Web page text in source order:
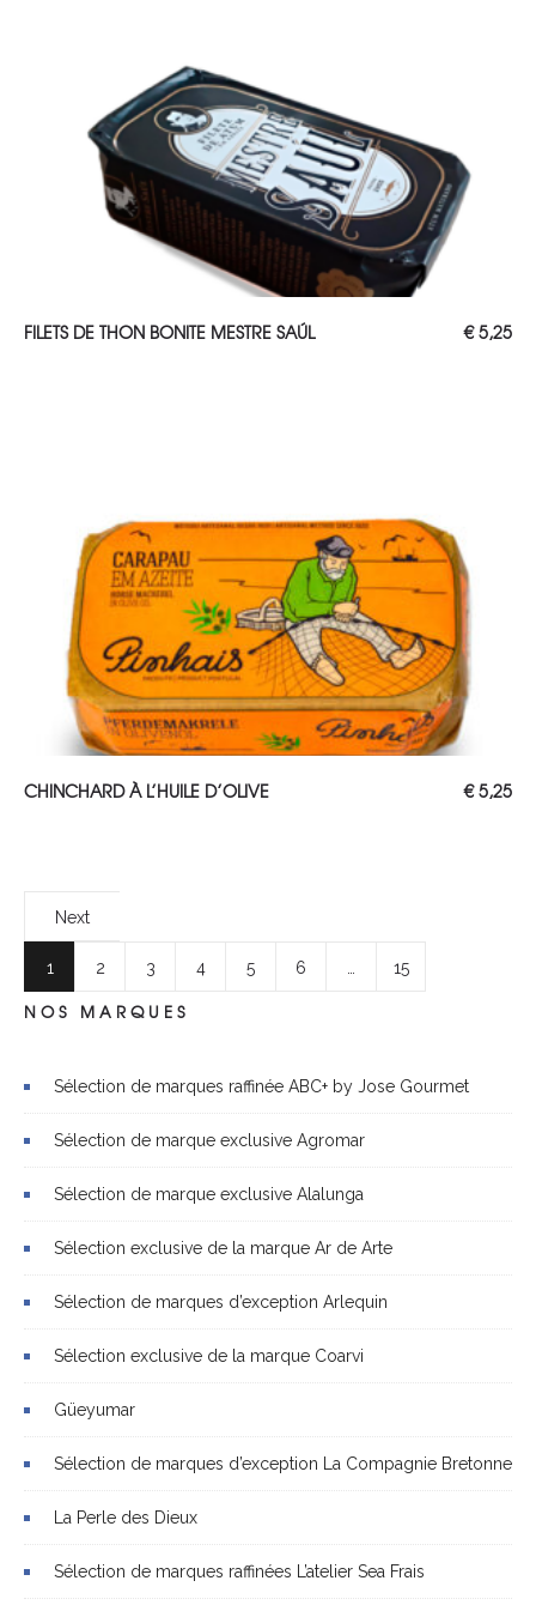
AJOUTER AU PANIER
FILETS DE THON BONITE MESTRE SAÚL €5,25
AJOUTER AU PANIER
CHINCHARD À L’HUILE D’OLIVE €5,25
Next
1 2 3 4 5 6 15
NOS MARQUES
Sélection de marques raffinée ABC+ by Jose Gourmet
Sélection de marque exclusive Agromar
Sélection de marque exclusive Alalunga
Sélection exclusive de la marque Ar de Arte
Sélection de marques d’exception Arlequin
Sélection exclusive de la marque Coarvi
Güeyumar
Sélection de marques d’exception La Compagnie Bretonne
La Perle des Dieux
Sélection de marques raffinées L’atelier Sea Frais